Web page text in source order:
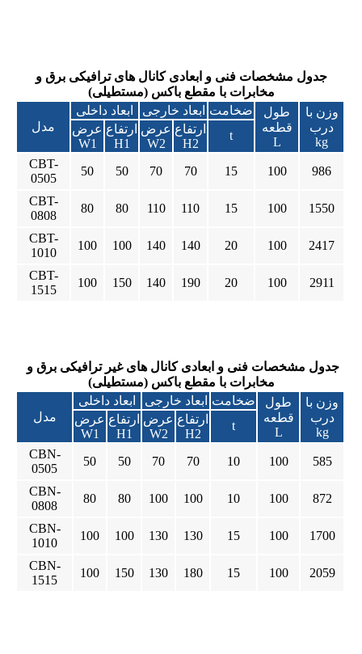
جدول مشخصات فنی و ابعادی کانال های ترافیکی برق و
مخابرات با مقطع باکس (مستطیلی)
مدل
ابعاد داخلی ابعاد خارجی ضخامت
طول
قطعه
L
وزن با
درب
kg
عرض
W1
ارتفاع
H1
عرض
W2
ارتفاع
H2
t
CBT-
0505
50 50 70 70 15 100 986
CBT-
0808
80 80 110 110 15 100 1550
CBT-
1010
100 100 140 140 20 100 2417
CBT-
1515
100 150 140 190 20 100 2911
جدول مشخصات فنی و ابعادی کانال های غیر ترافیکی برق و
مخابرات با مقطع باکس (مستطیلی)
مدل
ابعاد داخلی ابعاد خارجی ضخامت
طول
قطعه
L
وزن با
درب
kg
عرض
W1
ارتفاع
H1
عرض
W2
ارتفاع
H2
t
CBN-
0505
50 50 70 70 10 100 585
CBN-
0808
80 80 100 100 10 100 872
CBN-
1010
100 100 130 130 15 100 1700
CBN-
1515
100 150 130 180 15 100 2059